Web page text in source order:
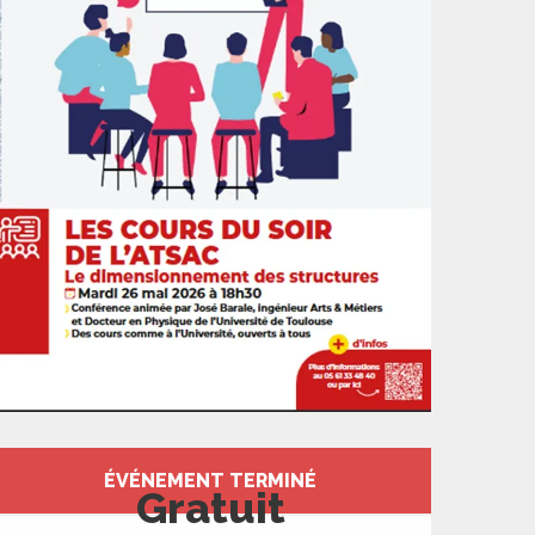
et
ÉVÉNEMENT TERMINÉ
Gratuit